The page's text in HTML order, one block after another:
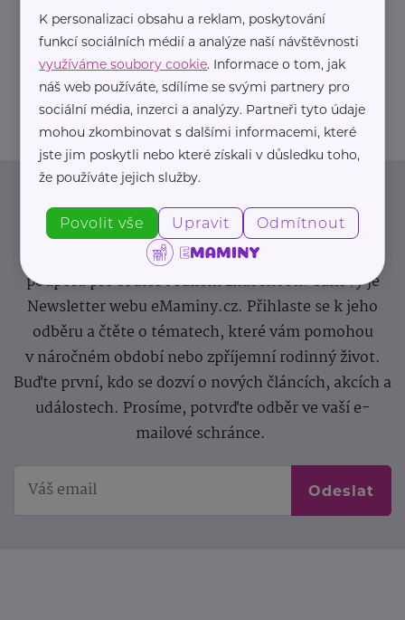
https://hartmanndirect.com/cs-cz
+420 800 100 150
info@hartmanndirect.cz
Newsletter
Pravidelný přísun novinek, inspirace na každý den,
podpora pro rodiče i sdílení zkušeností. Takový je
Newsletter webu eMaminy.cz. Přihlaste se k jeho
odběru a čtěte o tématech, které vám pomohou
v náročném období nebo zpříjemní rodinný život.
Buďte první, kdo se dozví o nových článcích, akcích a
událostech. Prosíme, potvrďte odběr ve vaší e-
mailové schránce.
Odeslat
K personalizaci obsahu a reklam, poskytování
funkcí sociálních médií a analýze naší návštěvnosti
využíváme soubory cookie. Informace o tom, jak
náš web používáte, sdílíme se svými partnery pro
sociální média, inzerci a analýzy. Partneři tyto údaje
mohou zkombinovat s dalšími informacemi, které
jste jim poskytli nebo které získali v důsledku toho,
že používáte jejich služby.
Povolit vše Upravit Odmítnout